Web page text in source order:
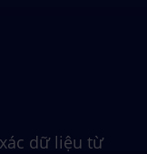
dữ liệu từ